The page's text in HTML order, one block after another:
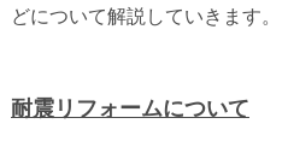
どについて解説していきます。
耐震リフォームについて